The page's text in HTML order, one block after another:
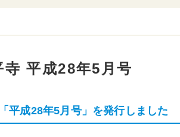
援プロ
寺 平成28年5月号
平成28年5月号」を発行しました